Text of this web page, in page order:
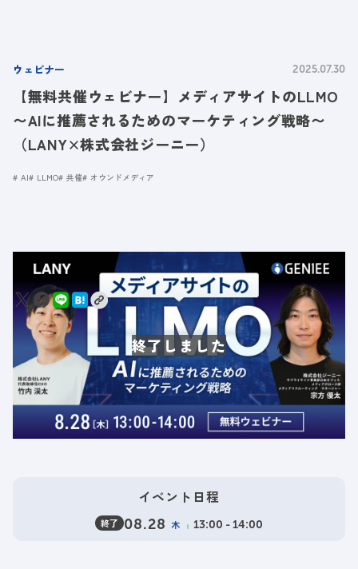
ウェビナー 2025.07.30
【無料共催ウェビナー】メディアサイトのLLMO
〜AIに推薦されるためのマーケティング戦略〜
（LANY×株式会社ジーニー）
AI LLMO 共催 オウンドメディア
イベント日程
終了 08.28 木 13:00 - 14:00